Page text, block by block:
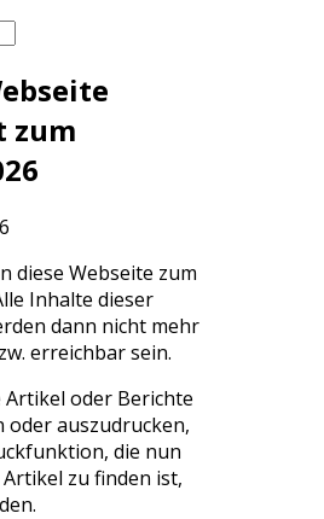
zum
diese Webseite zum
Inhalte dieser
dann nicht mehr
erreichbar sein.
Artikel oder Berichte
oder auszudrucken,
die nun
zu finden ist,